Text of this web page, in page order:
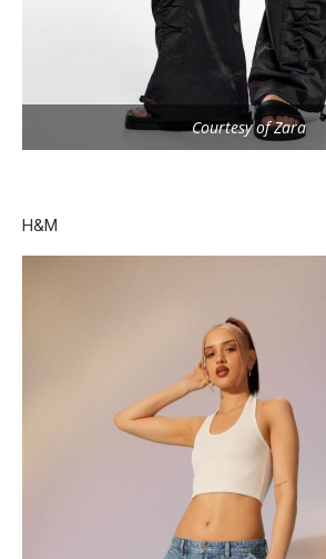
Courtesy of Zara
H&M